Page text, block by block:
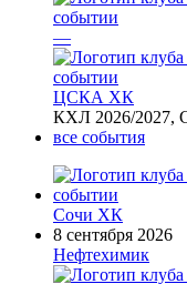
—
ЦСКА ХК
КХЛ 2026/
все события
Сочи ХК
8 сентября 2026
Нефтехимик